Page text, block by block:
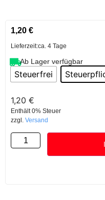
1,20 €
Lieferzeit:ca. 4 Tage
Ab Lager verfügbar
Steuerfrei
1,20 €
Enthält 0% Steuer
zzgl. Versand